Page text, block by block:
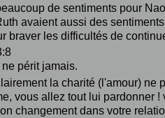
de sentiments pour
avaient aussi des
braver les difficultés de
périt jamais.
la charité (l'amour) ne
vous allez tout lui pardonner
changement dans votre